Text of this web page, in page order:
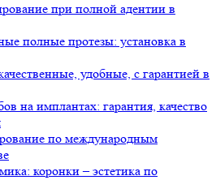
при полной адентии в
полные протезы: установка в
удобные, с гарантией в
на имплантах: гарантия, качество
по международным
коронки – эстетика по